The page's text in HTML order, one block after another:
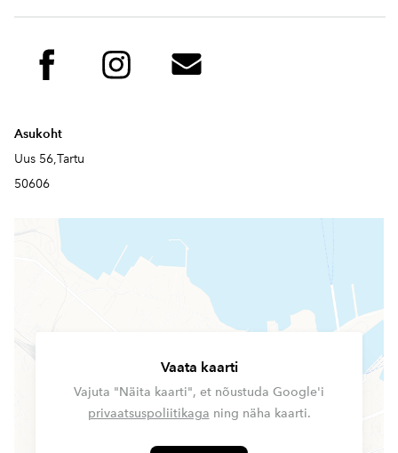
Asukoht
Uus 56,Tartu
50606
Vaata kaarti
Vajuta "Näita kaarti", et nõustuda Google'i
privaatsuspoliitikaga ning näha kaarti.